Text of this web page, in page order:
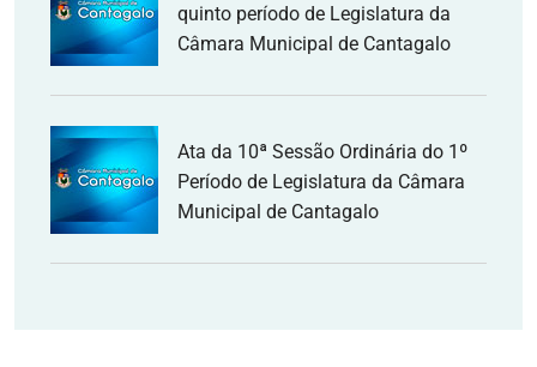
quinto período de Legislatura da
Câmara Municipal de Cantagalo
Ata da 10ª Sessão Ordinária do 1º
Período de Legislatura da Câmara
Municipal de Cantagalo